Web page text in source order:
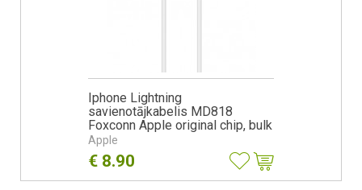
Iphone Lightning
savienotājkabelis MD818
Foxconn Apple original chip, bulk
Apple
€ 8.90